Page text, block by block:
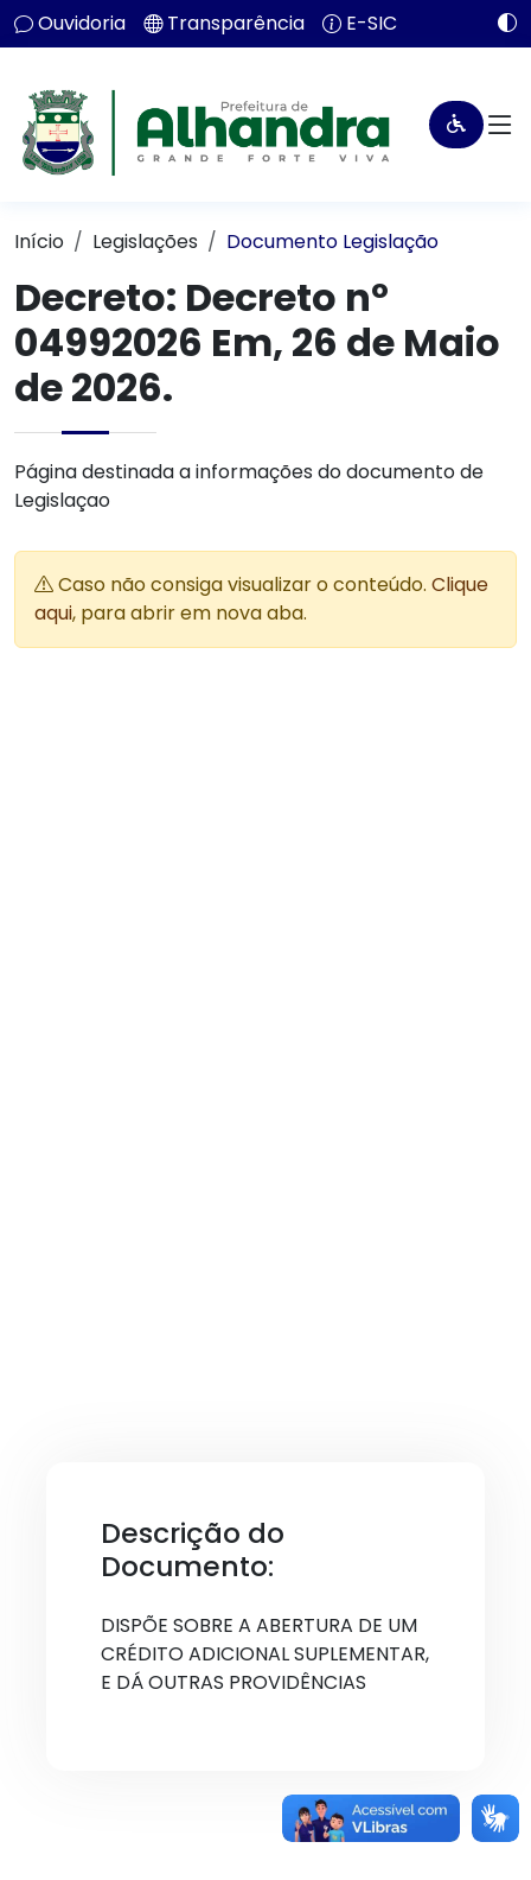
Ouvidoria Transparência E-SIC
Início Legislações Documento Legislação
Decreto: Decreto nº
04992026 Em, 26 de Maio
de 2026.
Página destinada a informações do documento de
Legislaçao
Caso não consiga visualizar o conteúdo. Clique
aqui, para abrir em nova aba.
Descrição do
Documento:
DISPÕE SOBRE A ABERTURA DE UM
CRÉDITO ADICIONAL SUPLEMENTAR,
E DÁ OUTRAS PROVIDÊNCIAS